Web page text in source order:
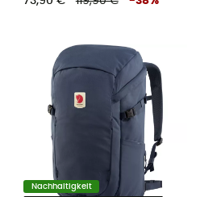
Nachhaltigkeit